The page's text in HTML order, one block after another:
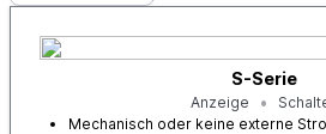
S-Serie
Anzeige
Mechanisch oder keine externe